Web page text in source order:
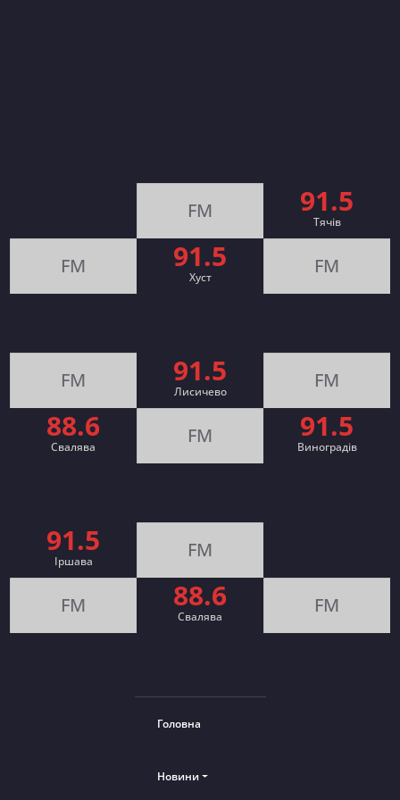
FM 91.5
Тячів
FM 91.5
Хуст FM
FM 91.5
Лисичево FM
88.6
Свалява FM 91.5
Виноградів
91.5
Іршава FM
FM 88.6
Cвалява FM
Головна
Новини